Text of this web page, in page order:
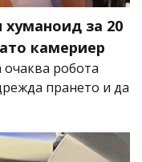
за 20
камериер
робота
прането и да